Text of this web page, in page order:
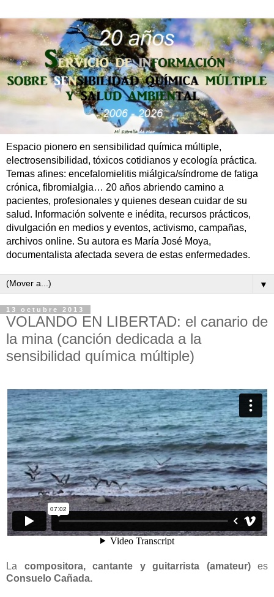
Espacio pionero en sensibilidad química múltiple,
electrosensibilidad, tóxicos cotidianos y ecología práctica.
Temas afines: encefalomielitis miálgica/síndrome de fatiga
crónica, fibromialgia… 20 años abriendo camino a
pacientes, profesionales y quienes desean cuidar de su
salud. Información solvente e inédita, recursos prácticos,
divulgación en medios y eventos, activismo, campañas,
archivos online. Su autora es María José Moya,
documentalista afectada severa de estas enfermedades.
▼
13 octubre 2013
VOLANDO EN LIBERTAD: el canario de
la mina (canción dedicada a la
sensibilidad química múltiple)
La compositora, cantante y guitarrista (amateur)es
Consuelo Cañada.